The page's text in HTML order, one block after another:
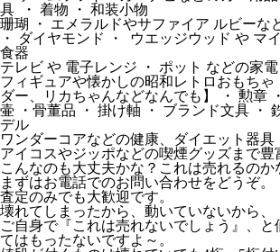
具 ・ 着物 ・ 和装小物
珊瑚 ・ エメラルドやサファイア ルビーな
・ ダイヤモンド ・ ウエッジウッド や マ
食器
テレビ や 電子レンジ ・ ポット などの家電
フィギュアや懐かしの昭和レトロおもちゃ
ダー、リカちゃんなどなんでも】 ・ 勲章
壷 ・骨董品 ・ 掛け軸 ・ ブランド文具 ・
デル
ワンダーコアなどの健康、ダイエット器具
アイコスやジッポなどの喫煙グッズまで豊
こんなのも大丈夫かな？これは売れるのか
まずはお電話でのお問い合わせをどうぞ。
査定のみでも大歓迎です。
壊れてしまったから、動いていないから、
ご自身で『これは売れないでしょう』、と
てはもったないですよ～。